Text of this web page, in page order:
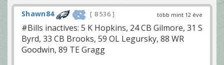
több mint 12 éve
Shawn84 8 536
#Bills inactives: 5 K Hopkins, 24 CB Gilmore, 31 S
Byrd, 33 CB Brooks, 59 OL Legursky, 88 WR
Goodwin, 89 TE Gragg